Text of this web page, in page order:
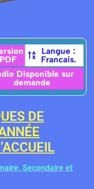
PDF
Langue :
Francais.
Disponible sur
demande
DE
Secondaire et